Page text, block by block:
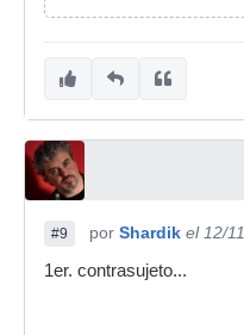
#9 por Shardik el 12/
1er. contrasujeto...